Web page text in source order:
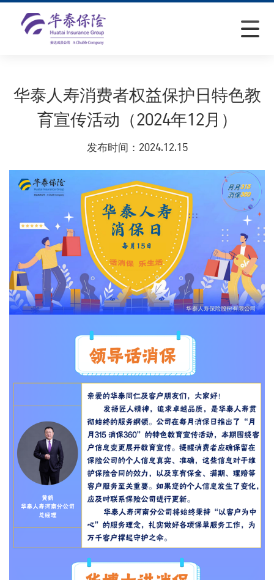
华泰人寿消费者权益保护日特色教
育宣传活动（2024年12月）
发布时间： 2024.12.15